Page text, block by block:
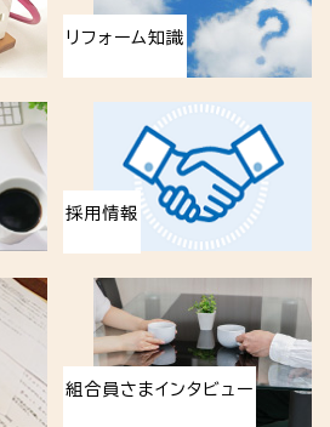
リフォーム知識
採用情報
組合員さまインタビュー